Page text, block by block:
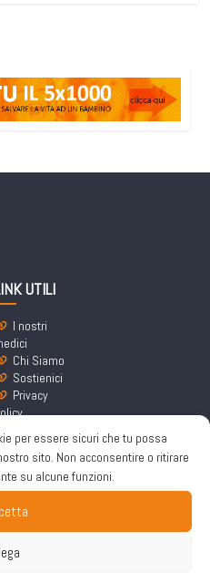
per essere sicuri che tu possa
sito. Non acconsentire o ritirare
su alcune funzioni.
UTILI
I nostri
Chi Siamo
Sostienici
Privacy